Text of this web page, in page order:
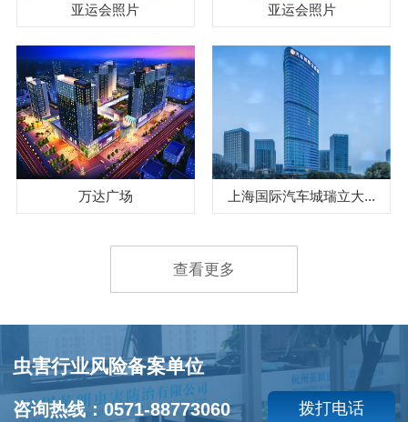
亚运会照片 亚运会照片
万达广场 上海国际汽车城瑞立大...
查看更多
虫害行业风险备案单位
咨询热线：0571-88773060 拨打电话